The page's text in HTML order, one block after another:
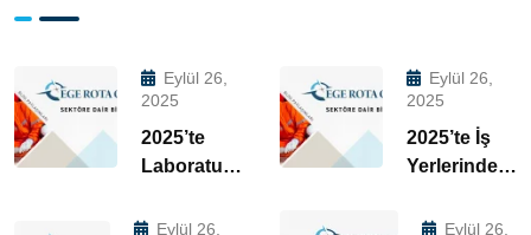
Eylül 26,
2025
2025’te
Laboratuvar
ile İş
Eylül 26,
2025
2025’te İş
Yerlerinde
Laboratuvar
Eylül 26,
Eylül 26,